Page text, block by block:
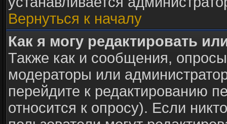
Вернуться к началу
Как я могу редактировать
Также как и сообщения,
модераторы или
перейдите к редактированию
относится к опросу). Если